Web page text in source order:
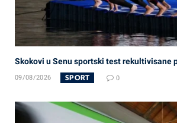
Skokovi u Senu sportski test rekultivisane
09/08/2026 SPORT 0